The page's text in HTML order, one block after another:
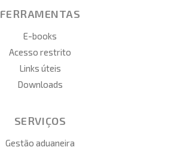
FERRAMENTAS
E-books
Acesso restrito
Links úteis
Downloads
SERVIÇOS
Gestão aduaneira